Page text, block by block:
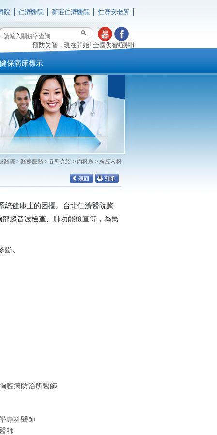
院 仁濟醫院 新莊仁濟醫院 仁濟安老所
預防失智，現在開始! 全國失智症關懷專線 0800-474-580(失智時 我
健保病床標示
醫院 >醫療服務 >各科介紹 > 內科系 > 胸腔內科
統健康上的困擾。台北仁濟醫院胸
超音波檢查、肺功能檢查等，為民
。
腔病防治所醫師
專科醫師
師